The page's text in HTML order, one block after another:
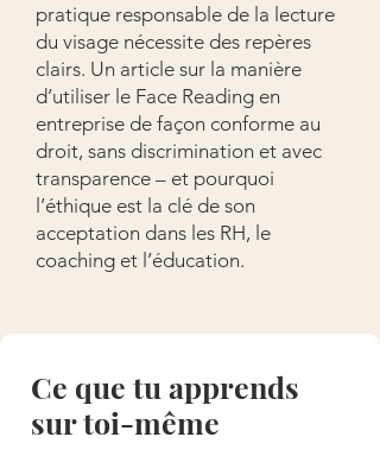
pratique responsable de la lecture
du visage nécessite des repères
clairs. Un article sur la manière
d’utiliser le Face Reading en
entreprise de façon conforme au
droit, sans discrimination et avec
transparence – et pourquoi
l’éthique est la clé de son
acceptation dans les RH, le
coaching et l’éducation.
Ce que tu apprends
sur toi-même